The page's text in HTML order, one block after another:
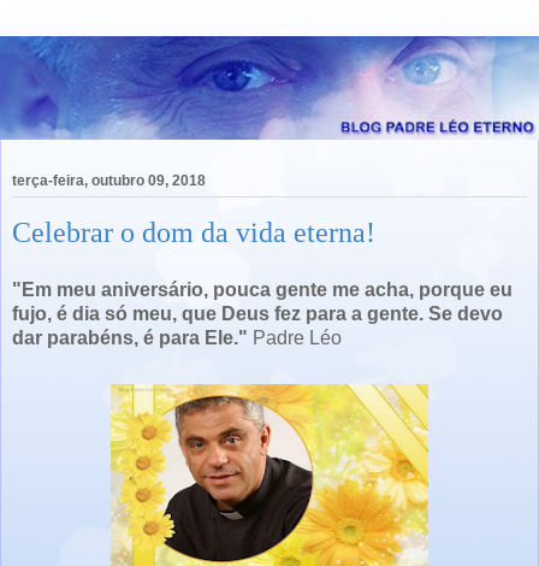
terça-feira, outubro 09, 2018
Celebrar o dom da vida eterna!
"Em meu aniversário, pouca gente me acha, porque eu
fujo, é dia só meu, que Deus fez para a gente. Se devo
dar parabéns, é para Ele." Padre Léo